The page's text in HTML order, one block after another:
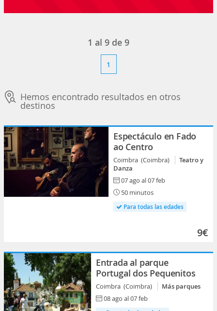
1 al 9 de 9
1
Hemos encontrado resultados en otros
destinos
Espectáculo en Fado
ao Centro
Coimbra (Coimbra)
Teatro y
Danza
07 ago al 07 feb
50 minutos
Para todas las edades
9€
Entrada al parque
Portugal dos Pequenitos
Coimbra (Coimbra)
Más parques
08 ago al 07 feb